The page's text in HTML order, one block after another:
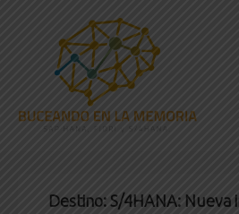
Destino: S/4HANA: